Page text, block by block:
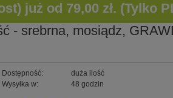
już od 79,00 zł. (Tylko
- srebrna, mosiądz,
Dostępność:
duża ilość
Wysyłka w:
48 godzin